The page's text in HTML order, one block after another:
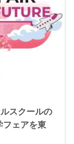
スクールの
フェアを東